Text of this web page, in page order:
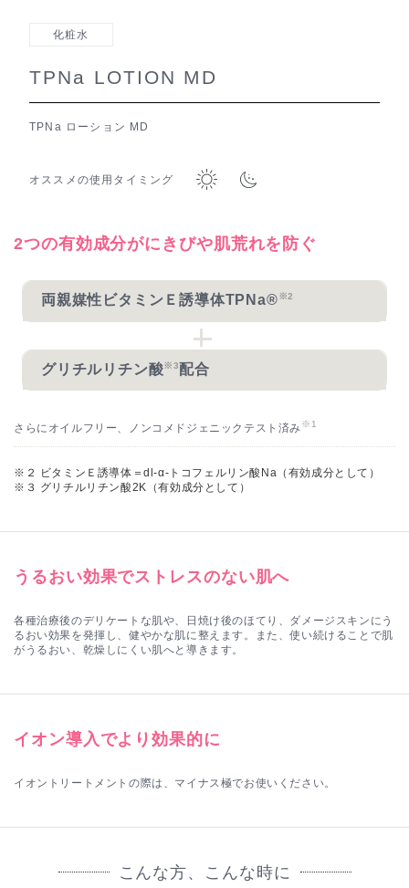
化粧水
TPNa LOTION MD
TPNa ローション MD
オススメの使用タイミング
2つの有効成分がにきびや肌荒れを防ぐ
両親媒性ビタミンＥ誘導体TPNa®※2
グリチルリチン酸※3配合
さらにオイルフリー、ノンコメドジェニックテスト済み※1
※２ ビタミンＥ誘導体＝dl-α-トコフェルリン酸Na（有効成分として）
※３ グリチルリチン酸2K（有効成分として）
うるおい効果でストレスのない肌へ
各種治療後のデリケートな肌や、日焼け後のほてり、ダメージスキンにう
るおい効果を発揮し、健やかな肌に整えます。また、使い続けることで肌
がうるおい、乾燥しにくい肌へと導きます。
イオン導入でより効果的に
イオントリートメントの際は、マイナス極でお使いください。
こんな方、こんな時に